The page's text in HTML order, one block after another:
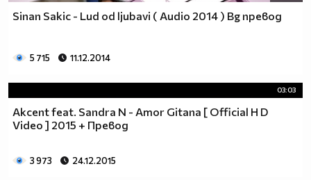
Sinan Sakic - Lud od ljubavi ( Audio 2014 ) Bg превод
5 715 11.12.2014
03:03
Akcent feat. Sandra N - Amor Gitana [ Official H D
Video ] 2015 + Превод
3 973 24.12.2015